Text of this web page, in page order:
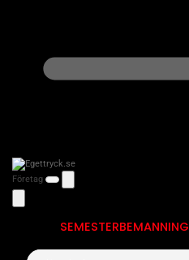
Företag
SEMESTERBEMANNING